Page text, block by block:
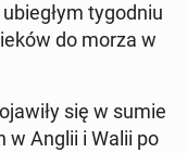
ty­go­dniu
do morza w
się w sumie
w Anglii i Walii po